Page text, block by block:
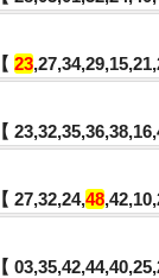
【 23
【
【 27,32,24,48
【